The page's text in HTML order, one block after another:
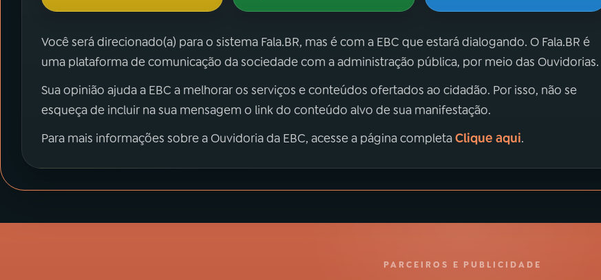
Você será direcionado(a) para o sistema Fala.BR, mas é com a EBC que estará dialogando. O Fala.BR é
uma plataforma de comunicação da sociedade com a administração pública, por meio das Ouvidorias.
Sua opinião ajuda a EBC a melhorar os serviços e conteúdos ofertados ao cidadão. Por isso, não se
esqueça de incluir na sua mensagem o link do conteúdo alvo de sua manifestação.
Para mais informações sobre a Ouvidoria da EBC, acesse a página completaClique aqui.
PARCEIROS E PUBLICIDADE